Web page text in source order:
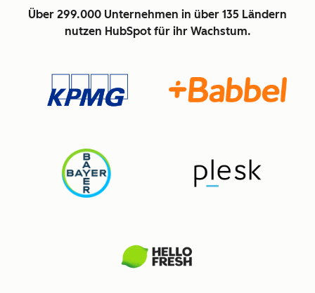
Über 299.000 Unternehmen in über 135 Ländern
nutzen HubSpot für ihr Wachstum.